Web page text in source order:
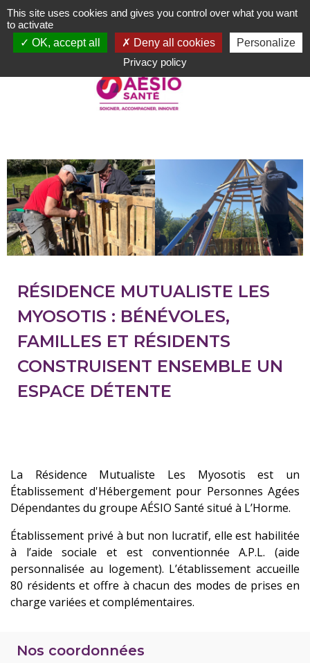
Aller
au
contenu
RÉSIDENCE MUTUALISTE LES
MYOSOTIS : BÉNÉVOLES,
FAMILLES ET RÉSIDENTS
CONSTRUISENT ENSEMBLE UN
ESPACE DÉTENTE
La Résidence Mutualiste Les Myosotis est un
Établissement d'Hébergement pour Personnes Agées
Dépendantes du groupe AÉSIO Santé situé à L’Horme.
Établissement privé à but non lucratif, elle est habilitée
à l’aide sociale et est conventionnée A.P.L. (aide
personnalisée au logement). L’établissement accueille
80 résidents et offre à chacun des modes de prises en
charge variées et complémentaires.
Nos coordonnées
This site uses cookies and gives you control over what you want
to activate
OK, accept all
Deny all cookies
Personalize
Privacy policy